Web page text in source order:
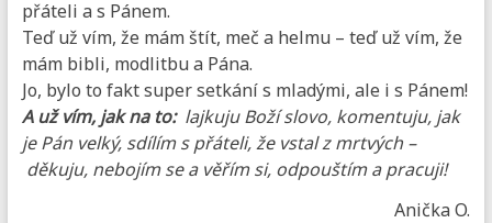
přáteli a s Pánem.
Teď už vím, že mám štít, meč a helmu – teď už vím, že
mám bibli, modlitbu a Pána.
Jo, bylo to fakt super setkání s mladými, ale i s Pánem!
A už vím, jak na to: lajkuju Boží slovo, komentuju, jak
je Pán velký, sdílím s přáteli, že vstal z mrtvých –
děkuju, nebojím se a věřím si, odpouštím a pracuji!
Anička O.